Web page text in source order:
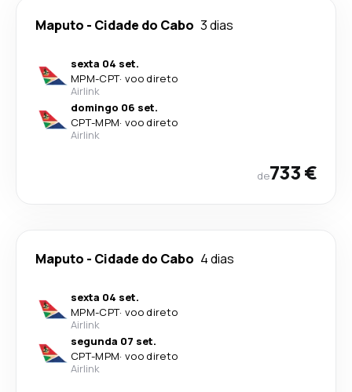
Maputo - Cidade do Cabo 3 dias
sexta 04 set.
MPM-CPT· voo direto
Airlink
domingo 06 set.
CPT-MPM· voo direto
Airlink
de733 €
Maputo - Cidade do Cabo 4 dias
sexta 04 set.
MPM-CPT· voo direto
Airlink
segunda 07 set.
CPT-MPM· voo direto
Airlink